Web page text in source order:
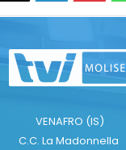
VENAFRO (IS)
C.C. La Madonnella